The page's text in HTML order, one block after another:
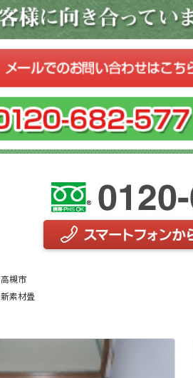
高槻市
新素材畳